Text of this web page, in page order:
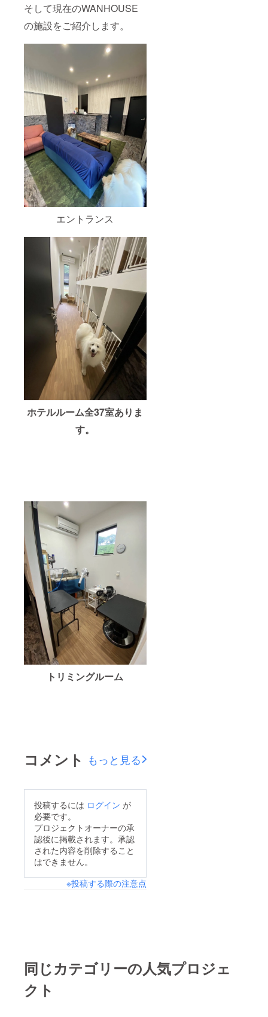
そして現在のWANHOUSE
の施設をご紹介します。
エントランス
ホテルルーム全37室ありま
す。
トリミングルーム
コメント もっと見る
投稿するには ログイン が
必要です。
プロジェクトオーナーの承
認後に掲載されます。承認
された内容を削除すること
はできません。
※投稿する際の注意点
同じカテゴリーの人気プロジェ
クト